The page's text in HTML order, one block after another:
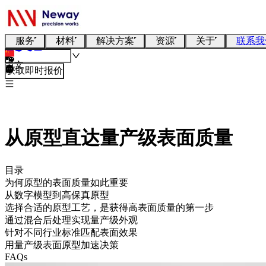
服务 材料 解决方案 资源 关于 联系
中文
获取即时报价
从原型直达量产级表面质量
目录
为何原型的表面质量如此重要
从数字模型到高保真原型
选择合适的原型工艺，是获得高表面质量的第一步
通过混合后处理实现量产级外观
针对不同行业标准匹配表面效果
用量产级表面原型加速决策
FAQs